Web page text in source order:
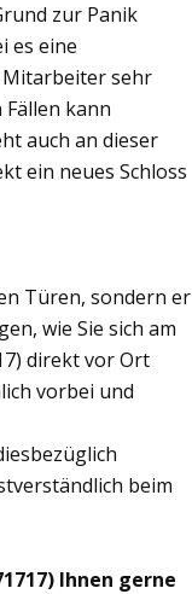
zur Panik
es eine
Mitarbeiter sehr
kann
auch an dieser
ein neues Schloss
Türen, sondern er
wie Sie sich am
direkt vor Ort
vorbei und
beim
Ihnen gerne